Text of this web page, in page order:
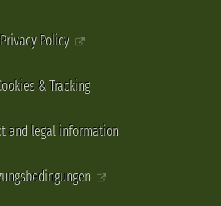
Privacy Policy
& Tracking
and legal information